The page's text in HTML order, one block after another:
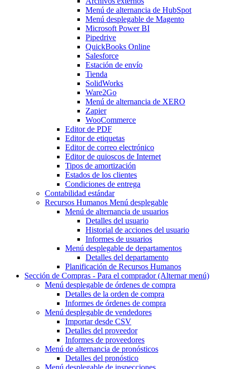
Menú de alternancia de HubSpot
Menú desplegable de Magento
Microsoft Power BI
Pipedrive
QuickBooks Online
Salesforce
Estación de envío
Tienda
SolidWorks
Ware2Go
Menú de alternancia de XERO
Zapier
WooCommerce
Editor de PDF
Editor de etiquetas
Editor de correo electrónico
Editor de quioscos de Internet
Tipos de amortización
Estados de los clientes
Condiciones de entrega
Contabilidad estándar
Recursos Humanos Menú desplegable
Menú de alternancia de usuarios
Detalles del usuario
Historial de acciones del usuario
Informes de usuarios
Menú desplegable de departamentos
Detalles del departamento
Planificación de Recursos Humanos
Sección de Compras - Para el comprador(Alternar menú)
Menú desplegable de órdenes de compra
Detalles de la orden de compra
Informes de órdenes de compra
Menú desplegable de vendedores
Importar desde CSV
Detalles del proveedor
Informes de proveedores
Menú de alternancia de pronósticos
Detalles del pronóstico
Menú desplegable de inspecciones